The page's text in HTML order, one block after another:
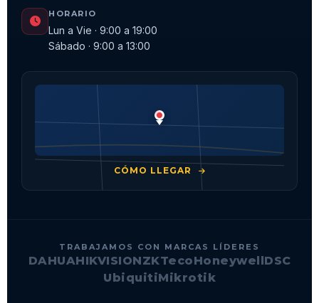
HORARIO
Lun a Vie · 9:00 a 19:00
Sábado · 9:00 a 13:00
CÓMO LLEGAR
TRABAJAMOS CON MARCAS LÍDERES
DAHUAHIKVISIONZKTecoHoneywellDSC
UbiquitiMikrotik